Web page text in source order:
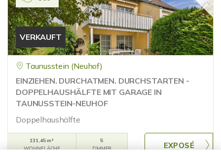
VERKAUFT
Taunusstein (Neuhof)
EINZIEHEN. DURCHATMEN. DURCHSTARTEN -
DOPPELHAUSHÄLFTE MIT GARAGE IN
TAUNUSSTEIN-NEUHOF
Doppelhaushälfte
131,45 m²
WOHNFLÄCHE
5
ZIMMER